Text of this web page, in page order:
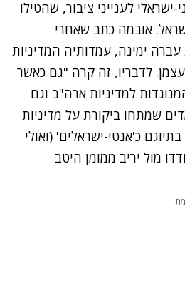
לענייני ציבור, שהטילו
אובמה כתב שאחרי
ימינה, עמדותיה המדיניות
לדבריו, זה קרה "גם כאשר
למדיניות ארה"ב וגם
שמתחו ביקורת על מדיניות
כ'אנטי-ישראלים' (ואולי
מול יריב ממומן היטב